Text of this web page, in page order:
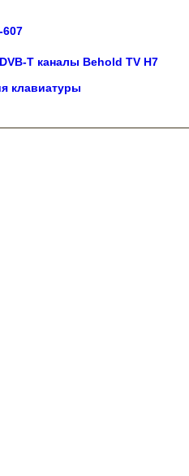
607
T каналы Behold TV H7
клавиатуры